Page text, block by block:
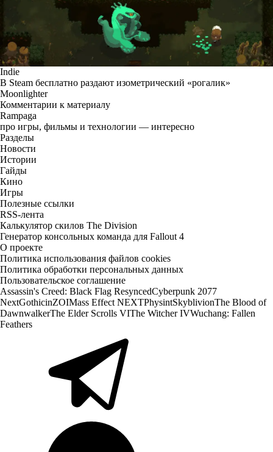
Indie
В Steam бесплатно раздают изометрический «рогалик»
Moonlighter
Комментарии к материалу
Rampaga
про игры, фильмы и технологии — интересно
Разделы
Новости
Истории
Гайды
Кино
Игры
Полезные ссылки
RSS-лента
Калькулятор скилов The Division
Генератор консольных команда для Fallout 4
О проекте
Политика использования файлов cookies
Политика обработки персональных данных
Пользовательское соглашение
Assassin's Creed: Black Flag ResyncedCyberpunk 2077
NextGothicinZOIMass Effect NEXTPhysintSkyblivionThe Blood of
DawnwalkerThe Elder Scrolls VIThe Witcher IVWuchang: Fallen
Feathers